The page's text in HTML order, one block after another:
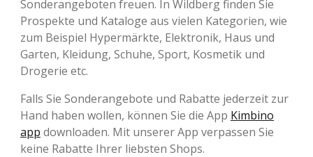
Sonderangeboten freuen. In Wildberg finden Sie
Prospekte und Kataloge aus vielen Kategorien, wie
zum Beispiel Hypermärkte, Elektronik, Haus und
Garten, Kleidung, Schuhe, Sport, Kosmetik und
Drogerie etc.
Falls Sie Sonderangebote und Rabatte jederzeit zur
Hand haben wollen, können Sie die App Kimbino
app downloaden. Mit unserer App verpassen Sie
keine Rabatte Ihrer liebsten Shops.